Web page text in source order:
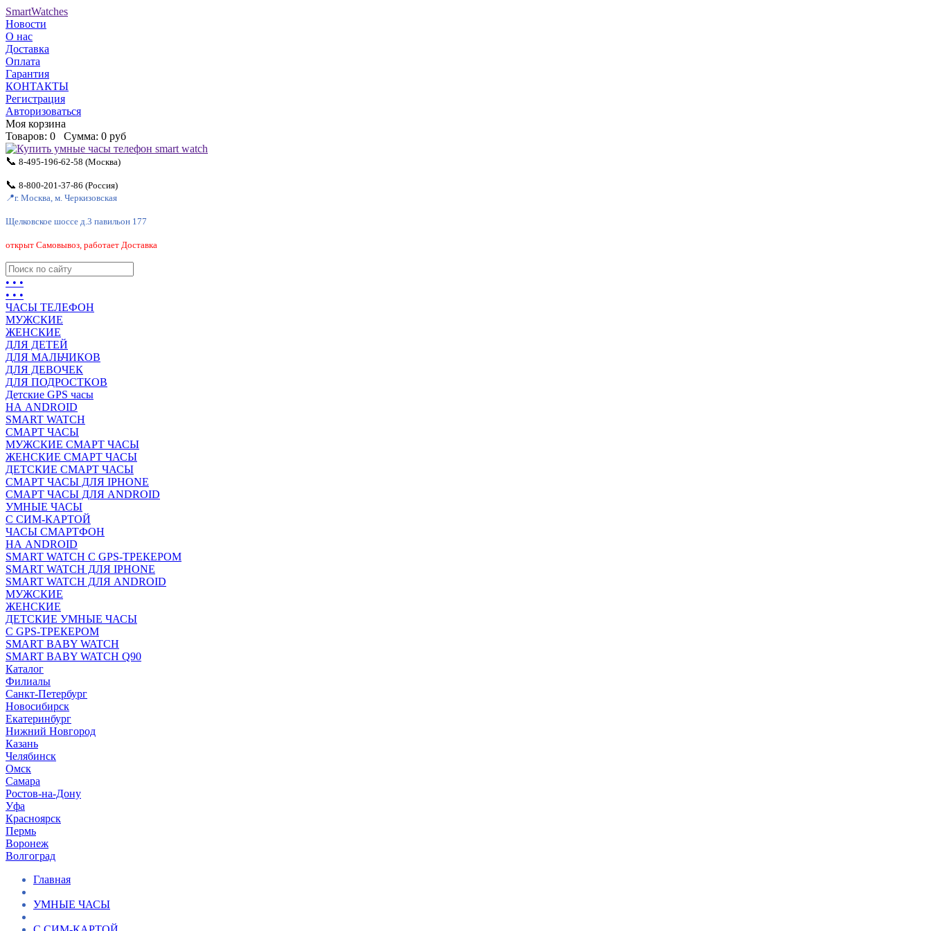
SmartWatches
Новости
О нас
Доставка
Оплата
Гарантия
КОНТАКТЫ
Регистрация
Авторизоваться
Моя корзина
Товаров: 0 Сумма: 0 руб
📞 8-495-196-62-58 (Москва)
📞 8-800-201-37-86 (Россия)
📍г. Москва, м. Черкизовская
Щелковское шоссе д.3 павильон 177
открыт Самовывоз, работает Доставка
• • •
• • •
ЧАСЫ ТЕЛЕФОН
МУЖСКИЕ
ЖЕНСКИЕ
ДЛЯ ДЕТЕЙ
ДЛЯ МАЛЬЧИКОВ
ДЛЯ ДЕВОЧЕК
ДЛЯ ПОДРОСТКОВ
Детские GPS часы
НА ANDROID
SMART WATCH
СМАРТ ЧАСЫ
МУЖСКИЕ СМАРТ ЧАСЫ
ЖЕНСКИЕ СМАРТ ЧАСЫ
ДЕТСКИЕ СМАРТ ЧАСЫ
СМАРТ ЧАСЫ ДЛЯ IPHONE
СМАРТ ЧАСЫ ДЛЯ ANDROID
УМНЫЕ ЧАСЫ
С СИМ-КАРТОЙ
ЧАСЫ СМАРТФОН
НА ANDROID
SMART WATCH С GPS-ТРЕКЕРОМ
SMART WATCH ДЛЯ IPHONE
SMART WATCH ДЛЯ ANDROID
МУЖСКИЕ
ЖЕНСКИЕ
ДЕТСКИЕ УМНЫЕ ЧАСЫ
С GPS-ТРЕКЕРОМ
SMART BABY WATCH
SMART BABY WATCH Q90
Каталог
Филиалы
Санкт-Петербург
Новосибирск
Екатеринбург
Нижний Новгород
Казань
Челябинск
Омск
Самара
Ростов-на-Дону
Уфа
Красноярск
Пермь
Воронеж
Волгоград
Главная
УМНЫЕ ЧАСЫ